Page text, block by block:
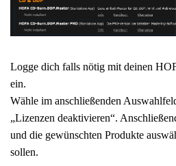
Logge dich falls nötig mit deinen
ein.
Wähle im anschließenden
„Lizenzen deaktivieren“.
und die gewünschten Produkte
sollen.